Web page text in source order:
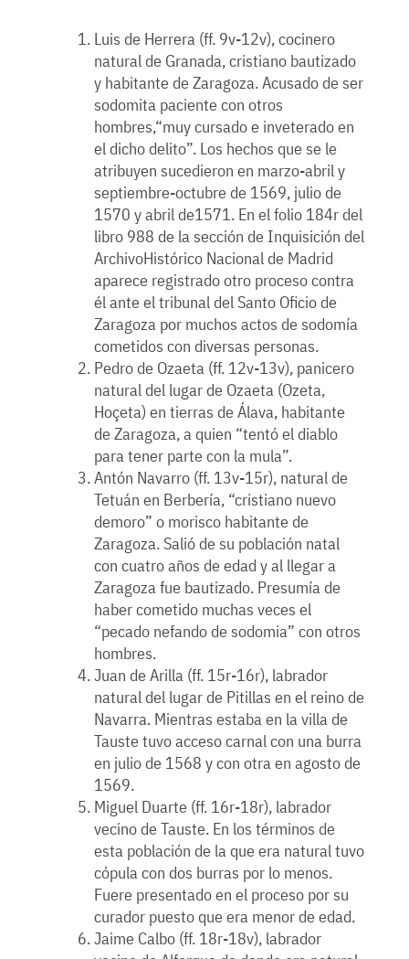
Luis de Herrera (ff. 9v-12v), cocinero
natural de Granada, cristiano bautizado
y habitante de Zaragoza. Acusado de ser
sodomita paciente con otros
hombres,“muy cursado e inveterado en
el dicho delito”. Los hechos que se le
atribuyen sucedieron en marzo-abril y
septiembre-octubre de 1569, julio de
1570 y abril de1571. En el folio 184r del
libro 988 de la sección de Inquisición del
ArchivoHistórico Nacional de Madrid
aparece registrado otro proceso contra
él ante el tribunal del Santo Oficio de
Zaragoza por muchos actos de sodomía
cometidos con diversas personas.
Pedro de Ozaeta (ff. 12v-13v), panicero
natural del lugar de Ozaeta (Ozeta,
Hoçeta) en tierras de Álava, habitante
de Zaragoza, a quien “tentó el diablo
para tener parte con la mula”.
Antón Navarro (ff. 13v-15r), natural de
Tetuán en Berbería, “cristiano nuevo
demoro” o morisco habitante de
Zaragoza. Salió de su población natal
con cuatro años de edad y al llegar a
Zaragoza fue bautizado. Presumía de
haber cometido muchas veces el
“pecado nefando de sodomia” con otros
hombres.
Juan de Arilla (ff. 15r-16r), labrador
natural del lugar de Pitillas en el reino de
Navarra. Mientras estaba en la villa de
Tauste tuvo acceso carnal con una burra
en julio de 1568 y con otra en agosto de
1569.
Miguel Duarte (ff. 16r-18r), labrador
vecino de Tauste. En los términos de
esta población de la que era natural tuvo
cópula con dos burras por lo menos.
Fuere presentado en el proceso por su
curador puesto que era menor de edad.
Jaime Calbo (ff. 18r-18v), labrador